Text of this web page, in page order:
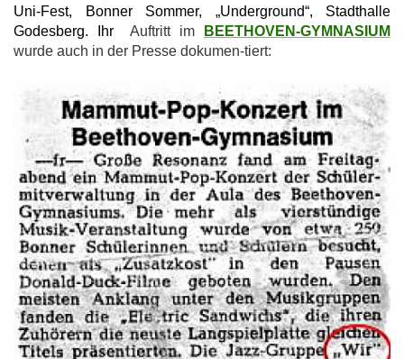
Uni-Fest, Bonner Sommer, „Underground“, Stadthalle
Godesberg. IhrAuftritt im
BEETHOVEN-GYMNASIUM
wurde auch in der Presse dokumen-tiert: